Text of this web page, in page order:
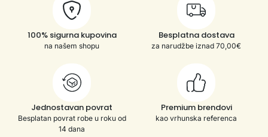
100% sigurna kupovina
na našem shopu
Besplatna dostava
za narudžbe iznad 70,00€
Jednostavan povrat
Besplatan povrat robe u roku od
14 dana
Premium brendovi
kao vrhunska referenca